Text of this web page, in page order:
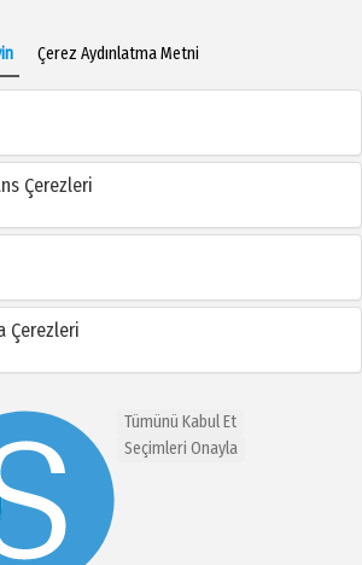
Çerez Aydınlatma Metni
Çerezleri
Çerezleri
Tümünü Kabul Et
Seçimleri Onayla